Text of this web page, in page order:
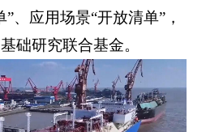
、应用场景“开放清单”，
础研究联合基金。